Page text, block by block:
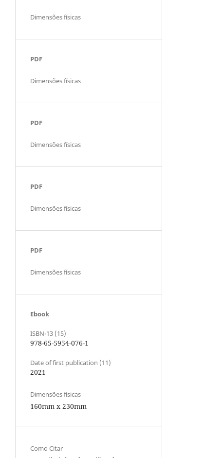
Dimensões físicas
PDF
Dimensões físicas
PDF
Dimensões físicas
PDF
Dimensões físicas
PDF
Dimensões físicas
Ebook
ISBN-13 (15)
978-65-5954-076-1
Date of first publication (11)
2021
Dimensões físicas
160mm x 230mm
Como Citar